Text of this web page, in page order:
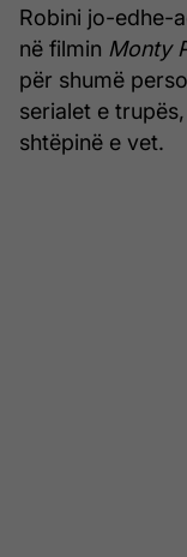
Robini jo-edhe-
në filmin Monty
për shumë
serialet e
shtëpinë e vet.